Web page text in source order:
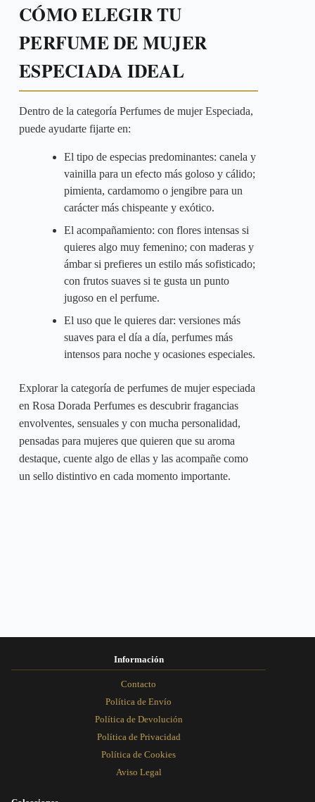
CÓMO ELEGIR TU
PERFUME DE MUJER
ESPECIADA IDEAL
Dentro de la categoría Perfumes de mujer Especiada,
puede ayudarte fijarte en:
El tipo de especias predominantes: canela y
vainilla para un efecto más goloso y cálido;
pimienta, cardamomo o jengibre para un
carácter más chispeante y exótico.
El acompañamiento: con flores intensas si
quieres algo muy femenino; con maderas y
ámbar si prefieres un estilo más sofisticado;
con frutos suaves si te gusta un punto
jugoso en el perfume.
El uso que le quieres dar: versiones más
suaves para el día a día, perfumes más
intensos para noche y ocasiones especiales.
Explorar la categoría de perfumes de mujer especiada
en Rosa Dorada Perfumes es descubrir fragancias
envolventes, sensuales y con mucha personalidad,
pensadas para mujeres que quieren que su aroma
destaque, cuente algo de ellas y las acompañe como
un sello distintivo en cada momento importante.
Información
Contacto
Política de Envío
Política de Devolución
Política de Privacidad
Política de Cookies
Aviso Legal